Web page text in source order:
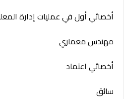
أخصائي أول في عمليات إدارة
مهندس معماري
أخصائي اعتماد
سائق